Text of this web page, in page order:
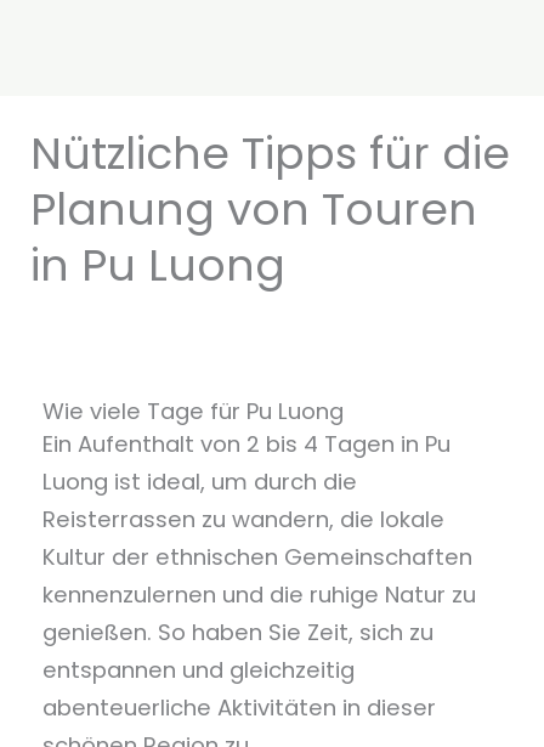
Nützliche Tipps für die
Planung von Touren
in Pu Luong
Wie viele Tage für Pu Luong
Ein Aufenthalt von 2 bis 4 Tagen in Pu
Luong ist ideal, um durch die
Reisterrassen zu wandern, die lokale
Kultur der ethnischen Gemeinschaften
kennenzulernen und die ruhige Natur zu
genießen. So haben Sie Zeit, sich zu
entspannen und gleichzeitig
abenteuerliche Aktivitäten in dieser